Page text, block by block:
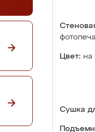
Цвет: на
Сушка